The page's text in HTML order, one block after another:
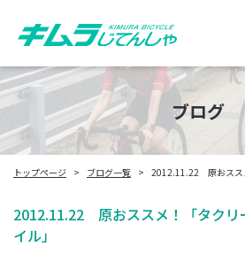
ブログ
トップページ ブログ一覧 2012.11.22 原おスス
2012.11.22 原おススメ！「タクリ
イル」